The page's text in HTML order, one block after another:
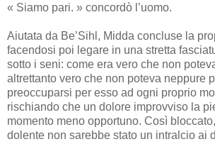
« Siamo pari. » concordò l’uomo.
Aiutata da Be’Sihl, Midda concluse la
facendosi poi legare in una stretta
sotto i seni: come era vero che non
altrettanto vero che non poteva neppure
preoccuparsi per esso ad ogni proprio
rischiando che un dolore improvviso la
momento meno opportuno. Così
dolente non sarebbe stato un intralcio ai